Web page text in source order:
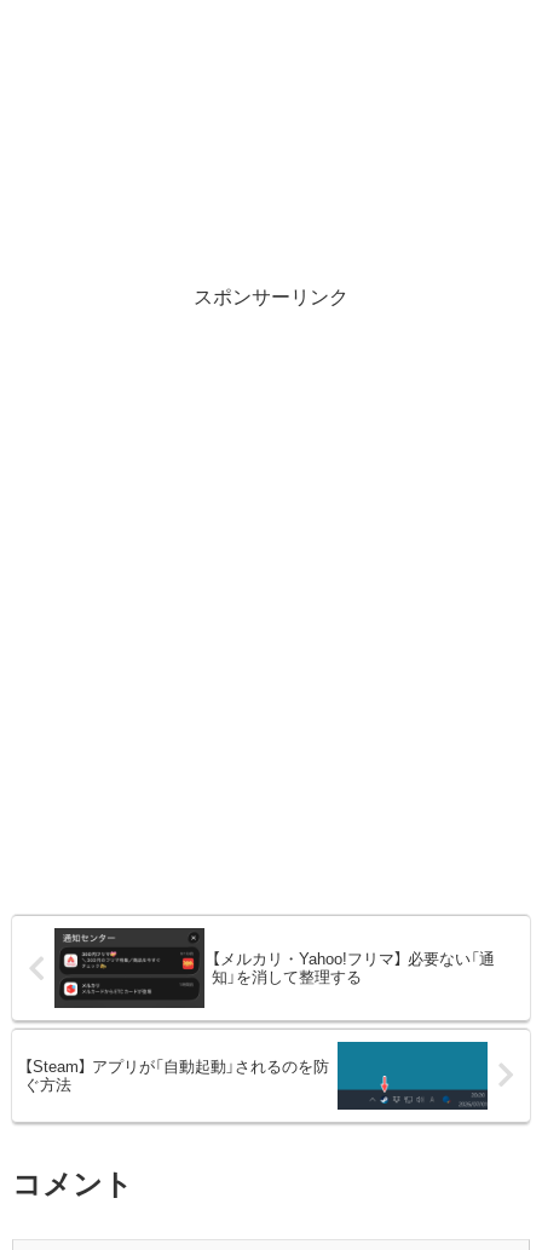
スポンサーリンク
【メルカリ・Yahoo!フリマ】 必要ない「通
知」を消して整理する
【Steam】 アプリが「自動起動」されるのを防
ぐ方法
コメント